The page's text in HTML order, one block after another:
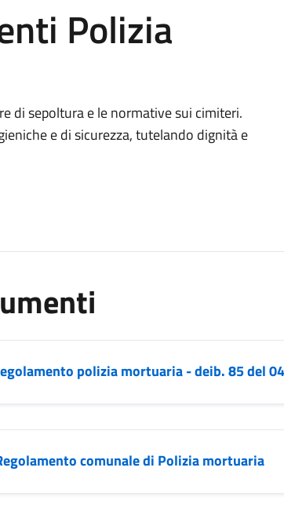
Polizia
di sepoltura e le normative sui cimiteri.
e di sicurezza, tutelando dignità e
polizia mortuaria - deib. 85 del
comunale di Polizia mortuaria